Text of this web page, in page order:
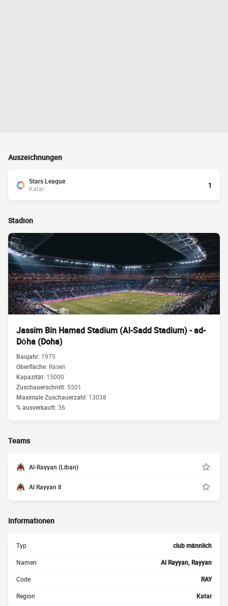
Auszeichnungen
Stars League
Katar
1
Stadion
Jassim Bin Hamad Stadium (Al-Sadd Stadium) - ad-
Dōha (Doha)
Baujahr: 1975
Oberfläche: Rasen
Kapazität: 15000
Zuschauerschnitt: 5501
Maximale Zuschauerzahl: 13038
% ausverkauft:36
Teams
Al-Rayyan (Liban)
Al Rayyan II
Informationen
Typ club männlich
Namen Al Rayyan, Rayyan
Code RAY
Region Katar